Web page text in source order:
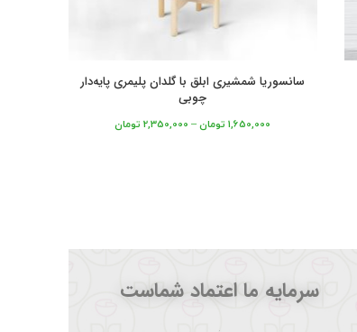
سانسوریا شمشیری ابلق با گلدان پلیمری پایه‌دار
چوبی
1,650,000 تومان –
2,350,000 تومان
سرمایه ما اعتماد شماست